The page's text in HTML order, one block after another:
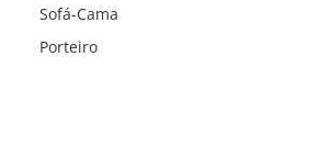
Sofá-Cama
Porteiro